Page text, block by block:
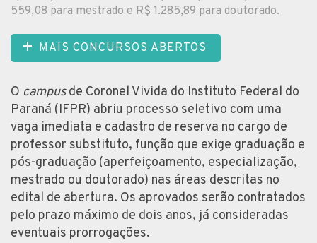
559,08 para mestrado e R$ 1.285,89 para doutorado.
MAIS CONCURSOS ABERTOS
O campusde Coronel Vivida do Instituto Federal do
Paraná (IFPR) abriu processo seletivo com uma
vaga imediata e cadastro de reserva no cargo de
professor substituto, função que exige graduação e
pós-graduação (aperfeiçoamento, especialização,
mestrado ou doutorado) nas áreas descritas no
edital de abertura. Os aprovados serão contratados
pelo prazo máximo de dois anos, já consideradas
eventuais prorrogações.